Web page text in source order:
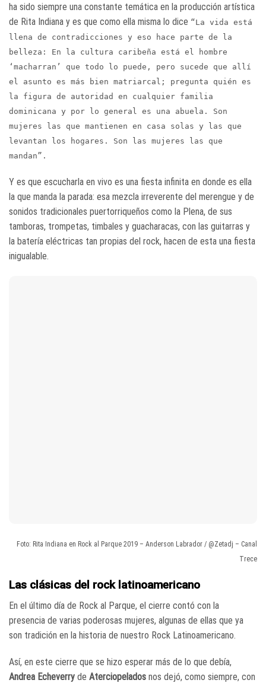
ha sido siempre una constante temática en la producción artística
de Rita Indiana y es que como ella misma lo dice “La vida está
llena de contradicciones y eso hace parte de la
belleza: En la cultura caribeña está el hombre
‘macharran’ que todo lo puede, pero sucede que allí
el asunto es más bien matriarcal; pregunta quién es
la figura de autoridad en cualquier familia
dominicana y por lo general es una abuela. Son
mujeres las que mantienen en casa solas y las que
levantan los hogares. Son las mujeres las que
mandan”.
Y es que escucharla en vivo es una fiesta infinita en donde es ella
la que manda la parada: esa mezcla irreverente del merengue y de
sonidos tradicionales puertorriqueños como la Plena, de sus
tamboras, trompetas, timbales y guacharacas, con las guitarras y
la batería eléctricas tan propias del rock, hacen de esta una fiesta
inigualable.
Foto: Rita Indiana en Rock al Parque 2019 – Anderson Labrador / @Zetadj – Canal
Trece
Las clásicas del rock latinoamericano
En el último día de Rock al Parque, el cierre contó con la
presencia de varias poderosas mujeres, algunas de ellas que ya
son tradición en la historia de nuestro Rock Latinoamericano.
Así, en este cierre que se hizo esperar más de lo que debía,
Andrea Echeverry de Aterciopelados nos dejó, como siempre, con